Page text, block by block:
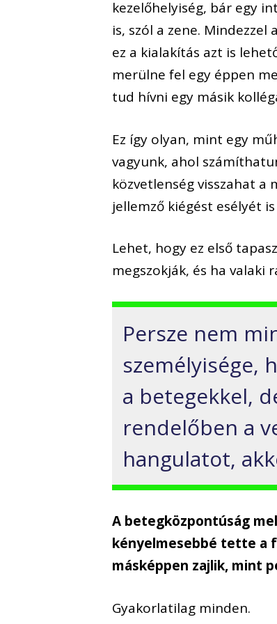
kezelőhelyiség, bár egy
is, szól a zene.
ez a kialakítás azt is
merülne fel egy éppen
tud hívni egy másik
Ez így olyan, mint egy
vagyunk, ahol
közvetlenség visszahat a
jellemző kiégést esélyét
Lehet, hogy ez első
megszokják, és ha
Persze nem
személyisége,
a betegekkel,
rendelőben a
hangulatot,
A betegközpontúság
kényelmesebbé tette a
másképpen zajlik, mint
Gyakorlatilag minden.